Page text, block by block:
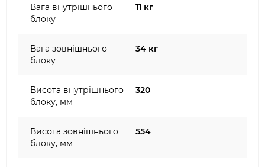
Вага внутрішнього
блоку
11 кг
Вага зовнішнього
блоку
34 кг
Висота внутрішнього
блоку, мм
320
Висота зовнішнього
блоку, мм
554